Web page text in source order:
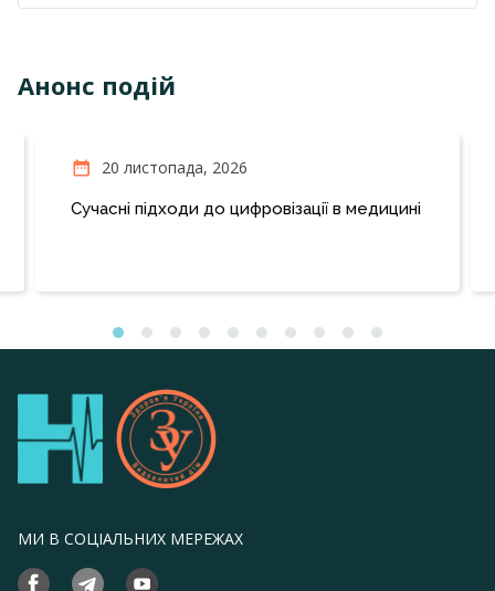
Анонс подій
20 листопада, 2026
Сучасні підходи до цифровізації в медицині
МИ В СОЦІАЛЬНИХ МЕРЕЖАХ